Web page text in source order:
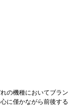
の機種においてブラン
に僅かながら前後する